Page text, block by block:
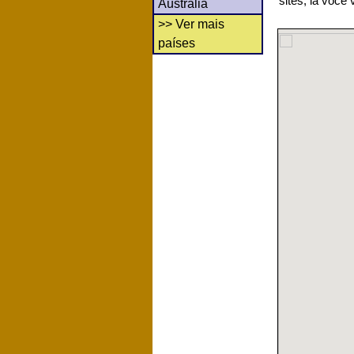
Austrália
>> Ver mais
países